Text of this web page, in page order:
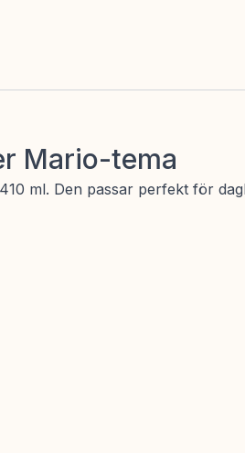
Mario-tema
ml. Den passar perfekt för